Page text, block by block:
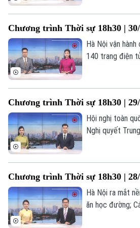
Âm nhạc
hôm nay.
Chương trình Thời sự 18h30 |
Hà Nội vận
140 trang điện
chính trong
Chương trình Thời sự 18h30 |
Hội nghị toàn
Nghị quyết
là những nội
trình hôm nay.
Chương trình Thời sự 18h30 |
Hà Nội ra mắt
ăn học đường;